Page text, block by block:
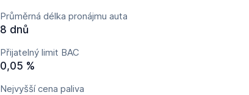
Průměrná délka pronájmu auta
8 dnů
Přijatelný limit BAC
0,05 %
Nejvyšší cena paliva